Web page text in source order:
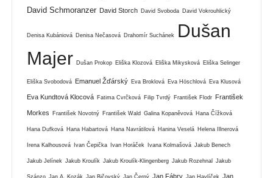
David Schmoranzer David Storch David Svoboda David Vokrouhlický
Denisa Kubániová Denisa Nečasová Drahomír Suchánek
Dušan
Majer Dušan Prokop Eliška Klozová Eliška Mikysková Eliška Selinger
Eliška Svobodová Emanuel Žďárský Eva Broklová Eva Höschlová Eva Klusová
Eva Kundtová Klocová Fatima Cvrčková Filip Tvrdý František Flodr František
Morkes František Novotný František Wald Galina Kopaněvová Hana Čížková
Hana Dufková Hana Habartová Hana Navrátilová Hanina Veselá Helena Illnerová
Irena Kalhousová Ivan Čepička Ivan Horáček Ivana Kolmašová Jakub Benech
Jakub Jelínek Jakub Kroulík Jakub Kroulík-Klingenberg Jakub Rozehnal Jakub
Jan Fábry Jan